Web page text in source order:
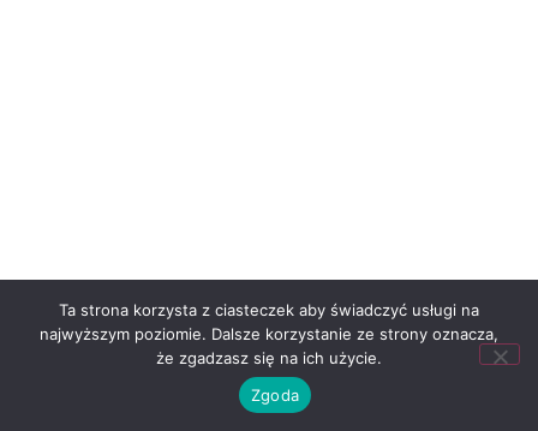
Ta strona korzysta z ciasteczek aby świadczyć usługi na
najwyższym poziomie. Dalsze korzystanie ze strony oznacza,
że zgadzasz się na ich użycie.
Zgoda